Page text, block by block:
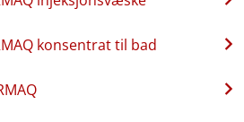
konsentrat til bad